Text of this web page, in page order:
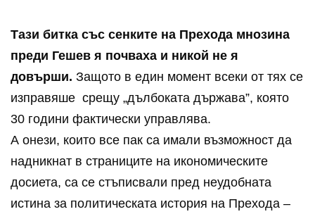
Тази битка със сенките на Прехода мнозина
преди Гешев я почваха и никой не я
довърши. Защото в един момент всеки от тях се
изправяше срещу „дълбоката държава”, която
30 години фактически управлява.
А онези, които все пак са имали възможност да
надникнат в страниците на икономическите
досиета, са се стъписвали пред неудобната
истина за политическата история на Прехода –